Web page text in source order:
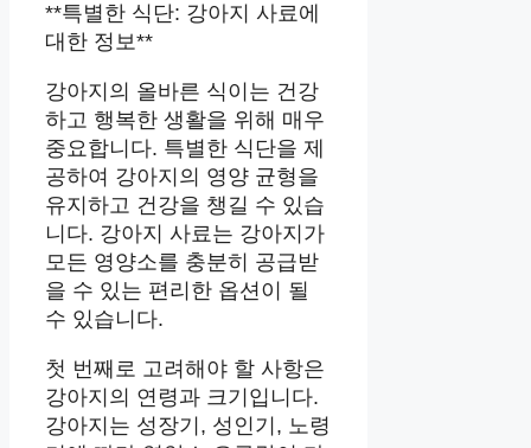
**특별한 식단: 강아지 사료에
대한 정보**
강아지의 올바른 식이는 건강
하고 행복한 생활을 위해 매우
중요합니다. 특별한 식단을 제
공하여 강아지의 영양 균형을
유지하고 건강을 챙길 수 있습
니다. 강아지 사료는 강아지가
모든 영양소를 충분히 공급받
을 수 있는 편리한 옵션이 될
수 있습니다.
첫 번째로 고려해야 할 사항은
강아지의 연령과 크기입니다.
강아지는 성장기, 성인기, 노령